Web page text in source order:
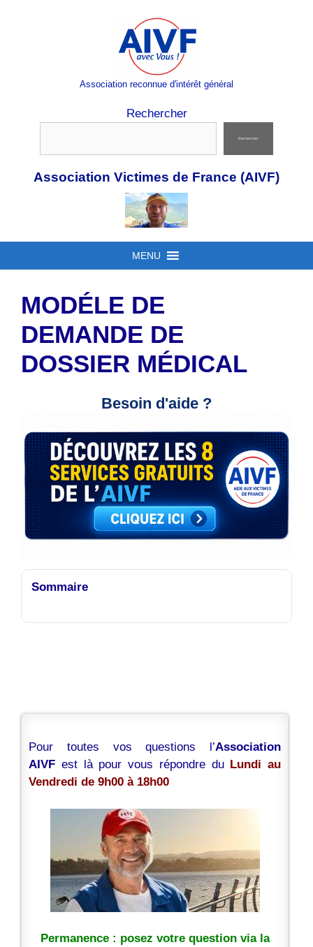
Association reconnue d'intérêt général
Rechercher
Rechercher
Association Victimes de France (AIVF)
MENU
MODÉLE DE
DEMANDE DE
DOSSIER MÉDICAL
Besoin d'aide ?
Sommaire
Pour toutes vos questions l’Association
AIVF est là pour vous répondre du Lundi au
Vendredi de 9h00 à 18h00
Permanence : posez votre question via la